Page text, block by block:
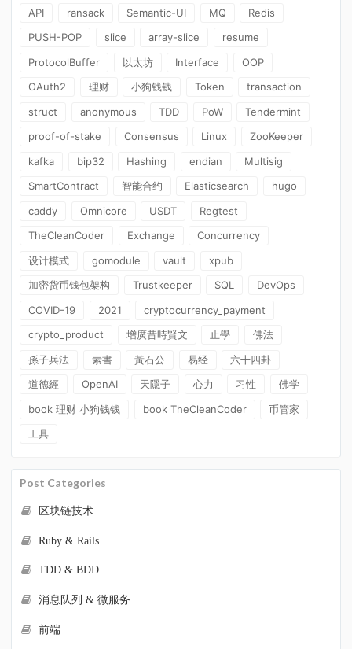
API
ransack Semantic-UI MQ
Redis
PUSH-POP
slice array-slice
resume
ProtocolBuffer
以太坊 Interface
OOP
OAuth2
理财 小狗钱钱 Token
transaction
struct
anonymous TDD PoW
Tendermint
proof-of-stake
Consensus Linux
ZooKeeper
kafka
bip32 Hashing endian
Multisig
SmartContract
智能合约 Elasticsearch
hugo
caddy
Omnicore USDT
Regtest
TheCleanCoder
Exchange
Concurrency
设计模式
gomodule vault
xpub
加密货币钱包架构
Trustkeeper SQL
DevOps
COVID-19
2021
cryptocurrency_payment
crypto_product
增廣昔時賢文 止學
佛法
孫子兵法
素書 黃石公 易经
六十四卦
道德經
OpenAI 天隱子 心力 习性
佛学
book 理财 小狗钱钱
book TheCleanCoder
币管家
工具
Post Categories
区块链技术
Ruby & Rails
TDD & BDD
消息队列 & 微服务
前端